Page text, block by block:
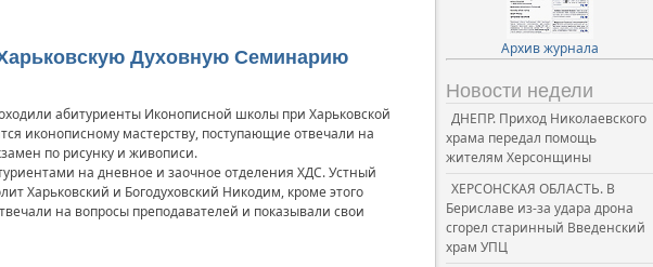
Духовную Семинарию
абитуриенты Иконописной школы при Харьковской
иконописному мастерству, поступающие отвечали на
по рисунку и живописи.
на дневное и заочное отделения ХДС. Устный
Харьковский и Богодуховский Никодим, кроме этого
на вопросы преподавателей и показывали свои
Архив журнала
Новости недели
ДНЕПР. Приход Николаевского
храма передал помощь
жителям Херсонщины
ХЕРСОНСКАЯ ОБЛАСТЬ. В
Бериславе из-за удара дрона
сгорел старинный Введенский
храм УПЦ